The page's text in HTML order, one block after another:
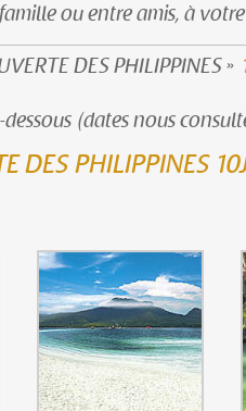
ou entre amis, à
DES PHILIPPINES »
(dates nous
DES PHILIPPINES